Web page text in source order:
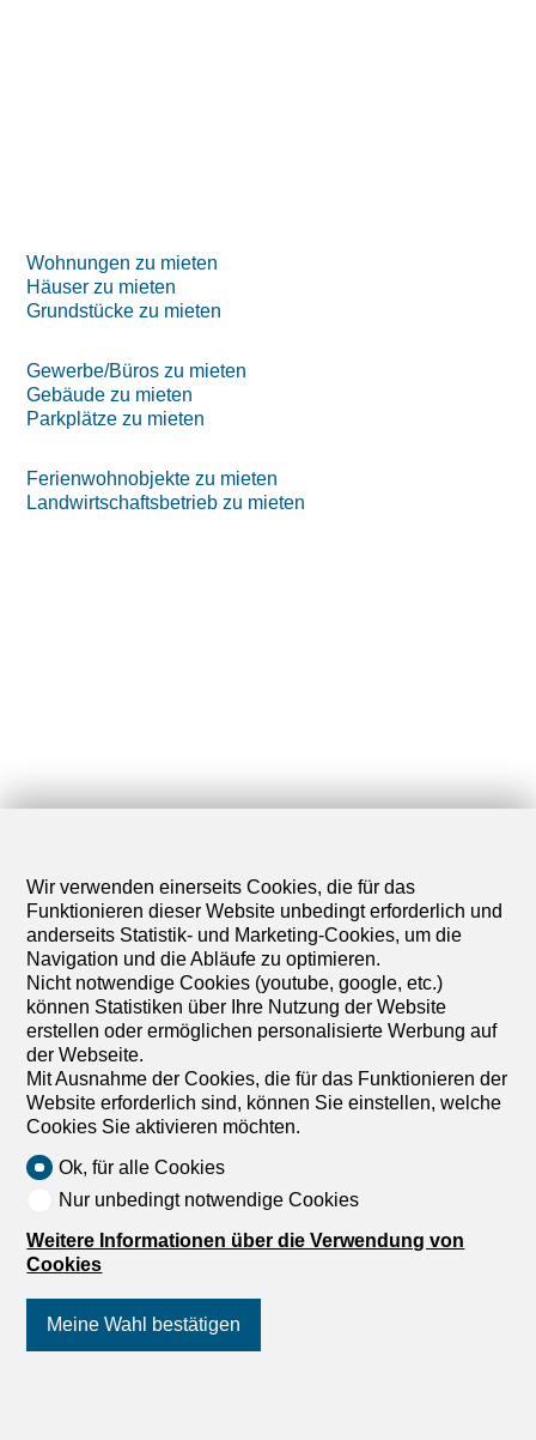
Wohnungen zu mieten
Häuser zu mieten
Grundstücke zu mieten
Gewerbe/Büros zu mieten
Gebäude zu mieten
Parkplätze zu mieten
Ferienwohnobjekte zu mieten
Landwirtschaftsbetrieb zu mieten
Wir verwenden einerseits Cookies, die für das
Funktionieren dieser Website unbedingt erforderlich und
anderseits Statistik- und Marketing-Cookies, um die
Navigation und die Abläufe zu optimieren.
Nicht notwendige Cookies (youtube, google, etc.)
können Statistiken über Ihre Nutzung der Website
erstellen oder ermöglichen personalisierte Werbung auf
der Webseite.
Mit Ausnahme der Cookies, die für das Funktionieren der
Website erforderlich sind, können Sie einstellen, welche
Cookies Sie aktivieren möchten.
Ok, für alle Cookies
Nur unbedingt notwendige Cookies
Weitere Informationen über die Verwendung von
Cookies
Meine Wahl bestätigen